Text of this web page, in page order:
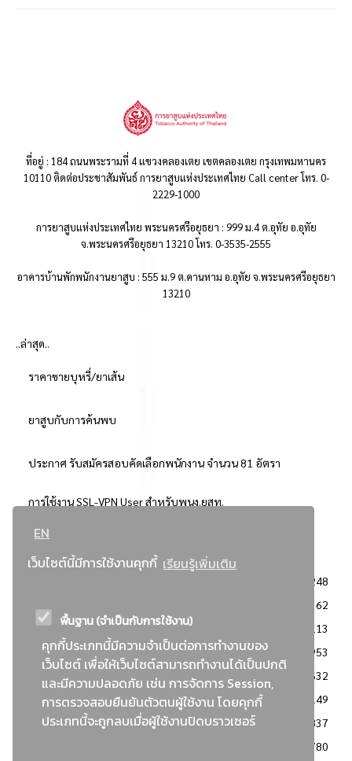
EN
เว็บไซต์นี้มีการใช้งานคุกกี้ เรียนรู้เพิ่มเติม
พื้นฐาน (จำเป็นกับการใช้งาน)
คุกกี้ประเภทนี้มีความจำเป็นต่อการทำงานของ
เว็บไซต์ เพื่อให้เว็บไซต์สามารถทำงานได้เป็นปกติ
และมีความปลอดภัย เช่น การจัดการ Session,
การตรวจสอบยืนยันตัวตนผู้ใช้งาน โดยคุกกี้
ประเภทนี้จะถูกลบเมื่อผู้ใช้งานปิดบราวเซอร์
ที่อยู่ : 184 ถนนพระรามที่ 4 แขวงคลองเตย เขตคลองเตย กรุงเทพมหานคร
10110 ติดต่อประชาสัมพันธ์ การยาสูบแห่งประเทศไทย Call center โทร. 0-
2229-1000
การยาสูบแห่งประเทศไทย พระนครศรีอยุธยา : 999 ม.4 ต.อุทัย อ.อุทัย
จ.พระนครศรีอยุธยา 13210 โทร. 0-3535-2555
อาคารบ้านพักพนักงานยาสูบ : 555 ม.9 ต.คานหาม อ.อุทัย จ.พระนครศรีอยุธยา
13210
..ล่าสุด..
ราคาขายบุหรี่/ยาเส้น
ยาสูบกับการค้นพบ
ประกาศ รับสมัครสอบคัดเลือกพนักงาน จำนวน 81 อัตรา
การใช้งาน SSL-VPN User สำหรับพนง.ยสท.
..ยอดนิยม..
3248
2362
: วิธีเฉพาะเจาะจง
2113
ข่าวสาร/ประกาศ
1953
: เอกสารส่งเสริมความโปร่งใสในการจัดซื้อจัดจ้าง
1632
ข่าวสารจัดซื้อจัดจ้าง
1149
: แผนการจัดซื้อจัดจ้าง
837
780